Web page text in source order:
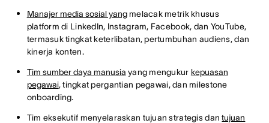
Manajer media sosial yangmelacak metrik khusus
platform di LinkedIn, Instagram, Facebook, dan YouTube,
termasuk tingkat keterlibatan, pertumbuhan audiens, dan
kinerja konten.
Tim sumber daya manusia yang mengukur kepuasan
pegawai, tingkat pergantian pegawai, dan milestone
onboarding.
Tim eksekutif menyelaraskan tujuan strategis dantujuan